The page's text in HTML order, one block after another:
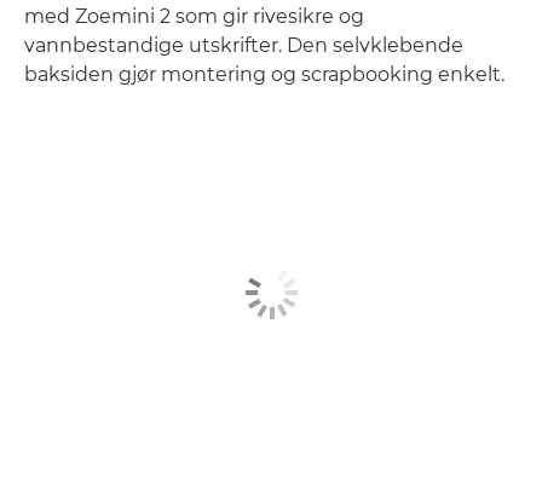
med Zoemini 2 som gir rivesikre og
vannbestandige utskrifter. Den selvklebende
baksiden gjør montering og scrapbooking enkelt.